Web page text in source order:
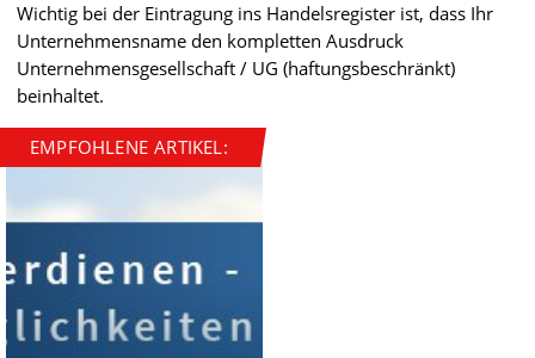
Wichtig bei der Eintragung ins Handelsregister ist, dass Ihr
Unternehmensname den kompletten Ausdruck
Unternehmensgesellschaft / UG (haftungsbeschränkt)
beinhaltet.
EMPFOHLENE ARTIKEL: